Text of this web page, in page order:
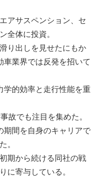
アサスペンション、セ
全体に投資。
出しを見せたにもか
業界では反発を招いて
学的効率と走行性能を重
故でも注目を集めた。
間を自身のキャリアで
。
期から続ける同社の戦
に寄与している。